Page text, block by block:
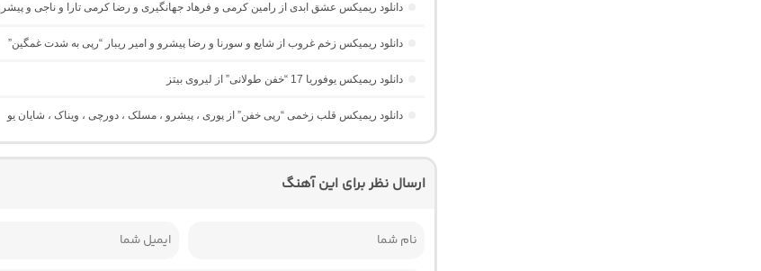
دانلود ریمیکس عشق ابدی از رامین کرمی و فرهاد جهانگیری و رضا کرمی تارا و ناجی و
دانلود ریمیکس زخم غروب از شایع و سورنا و رضا پیشرو و امیر ریبار “رپی به شدت غمگین”
دانلود ریمیکس یوفوریا 17 “خفن طولانی” از لیروی بیتز
دانلود ریمیکس قلب زخمی “رپی خفن” از پوری ، پیشرو ، مسلک ، دورچی ، ویناک ، شایان یو
ارسال نظر برای این آهنگ